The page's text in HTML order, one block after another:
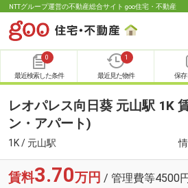
NTTグループ運営の不動産総合サイト goo住宅・不動産
0
最近検索した条件
1
最近見た物件 保存
レオパレス向日葵 元山駅 1K
ン・アパート)
1K / 元山駅
賃料3.70万円 / 管理費等4500円